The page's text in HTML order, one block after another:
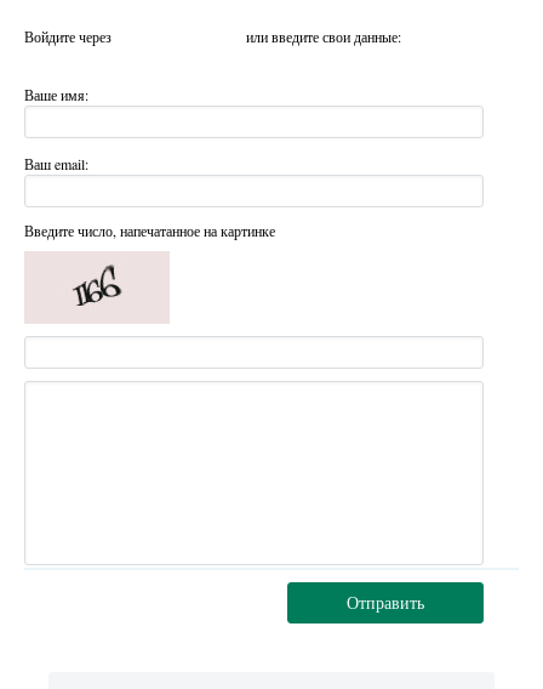
Войдите через или введите свои данные:
Ваше имя:
Ваш email:
Введите число, напечатанное на картинке
Отправить